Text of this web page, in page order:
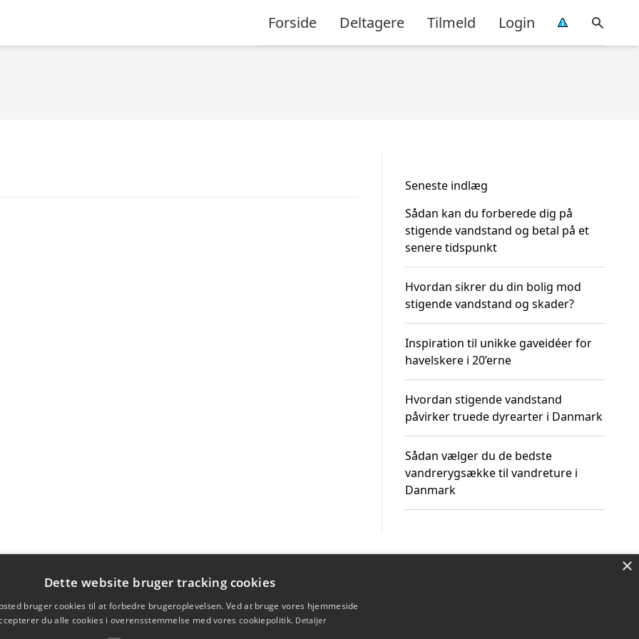
Forside Deltagere Tilmeld Login
Seneste indlæg
Sådan kan du forberede dig på
stigende vandstand og betal på et
senere tidspunkt
Hvordan sikrer du din bolig mod
stigende vandstand og skader?
Inspiration til unikke gaveidéer for
havelskere i 20’erne
Hvordan stigende vandstand
påvirker truede dyrearter i Danmark
Sådan vælger du de bedste
vandrerygsække til vandreture i
Danmark
×
Dette website bruger tracking cookies
bruger cookies til at forbedre brugeroplevelsen. Ved at bruge vores hjemmeside
du alle cookies i overensstemmelse med vores cookiepolitik. Detaljer